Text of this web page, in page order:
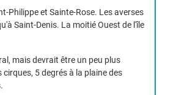
Philippe et Sainte-Rose. Les averses
Saint-Denis. La moitié Ouest de l'île
mais devrait être un peu plus
5 degrés à la plaine des